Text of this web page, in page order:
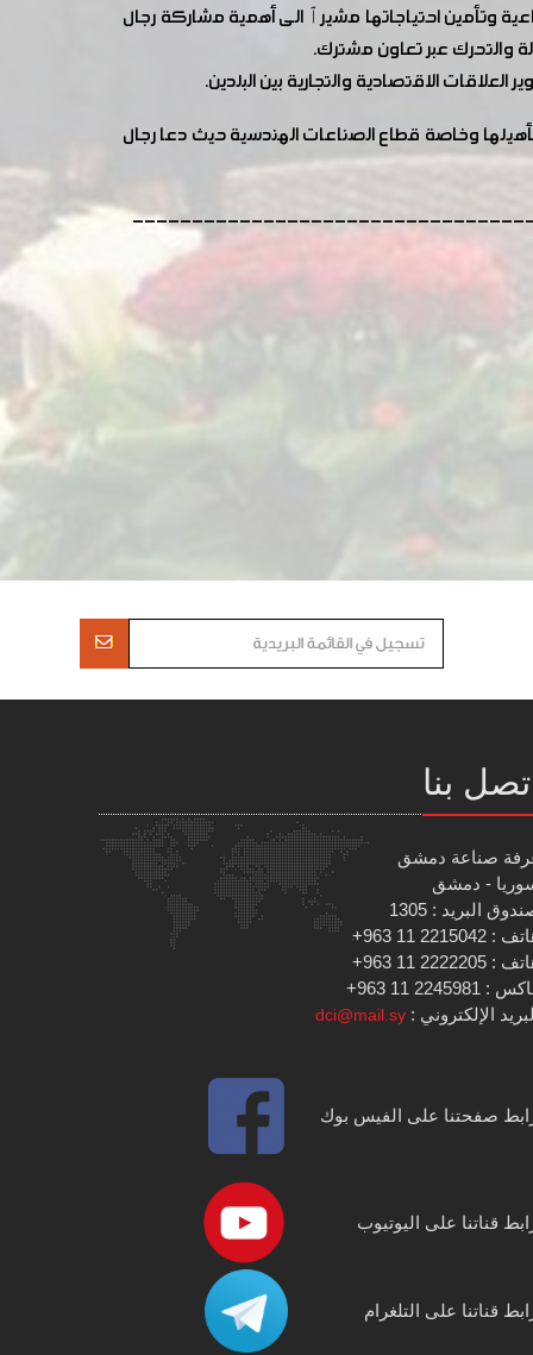
وتأمين احتياجاتها مشيرٱ الى أهمية مشاركة رجال
والتحرك عبر تعاون مشترك.
الاقتصادية والتجارية بين البلدين.
وخاصة قطاع الصناعات الهندسية حيث دعا رجال
بنا
صناعة دمشق
- دمشق
البريد : 1305
: 2215042 11 963+
: 2222205 11 963+
: 2245981 11 963+
الإلكتروني : dci@mail.sy
صفحتنا على الفيس بوك
قناتنا على اليوتيوب
قناتنا على التلغرام